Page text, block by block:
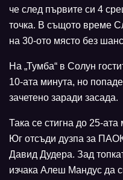
че след първите си 4
точка. В същото време
на 30-ото място без
На „Тумба“ в Солун
10-ата минута, но
зачетено заради засада.
Така се стигна до 25-
Юг отсъди дузпа за
Давид Дудера. Зад
изчака Алеш Мандус да